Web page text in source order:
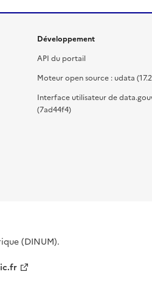
Développement
API du portail
Moteur open source : udata
Interface utilisateur de
(7ad44f4)
(DINUM).